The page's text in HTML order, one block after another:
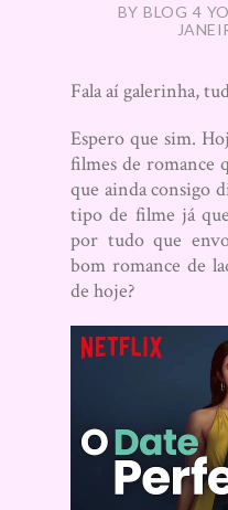
BY BLOG 4
Fala aí galerinha,
Espero que sim.
filmes de romance
que ainda consigo
tipo de filme já
por tudo que
bom romance de
de hoje?